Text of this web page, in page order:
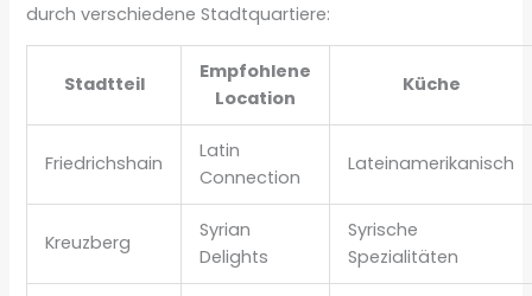
durch verschiedene Stadtquartiere:
Stadtteil
Empfohlene
Location
Küche
Friedrichshain
Latin
Connection
Lateinamerikanisch
Kreuzberg
Syrian
Delights
Syrische
Spezialitäten